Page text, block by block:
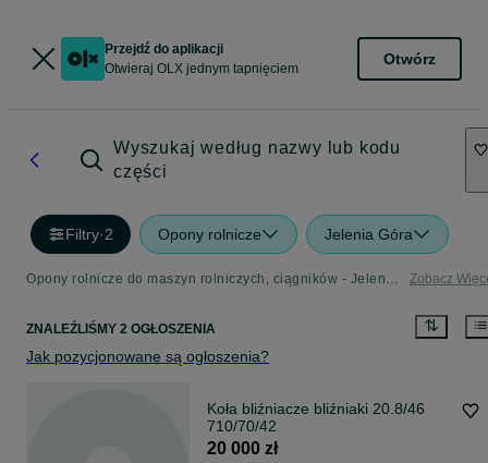
Przejdź do aplikacji
Otwieraj OLX jednym tapnięciem
Otwórz
Wyszukaj według nazwy lub kodu
części
Filtry·2 Opony rolnicze Jelenia Góra
Opony rolnicze do maszyn rolniczych, ciągników - Jelenia Góra - sprawdź kategorię Rolnictwo Zobacz
ZNALEŹLIŚMY 2 OGŁOSZENIA
Jak pozycjonowane są ogłoszenia?
Koła bliźniacze bliźniaki 20.8/46
710/70/42
20 000 zł